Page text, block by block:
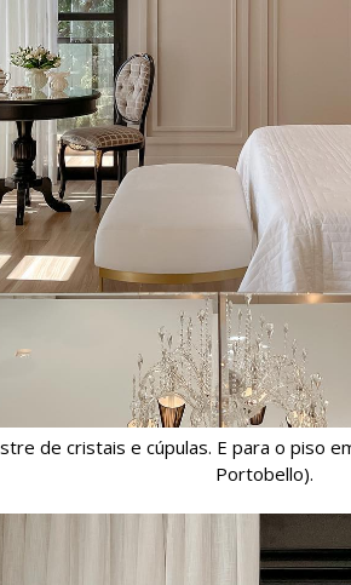
de cristais e cúpulas. E para o piso
Portobello).